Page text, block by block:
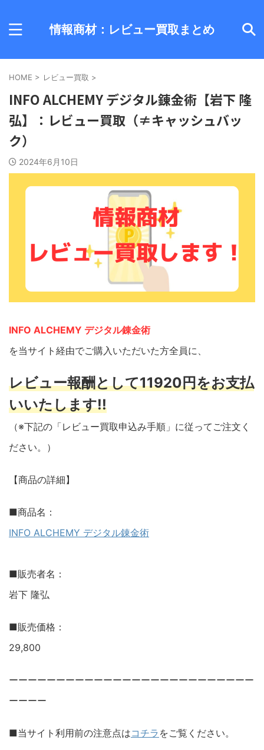
情報商材：レビュー買取まとめ
HOME > レビュー買取 >
INFO ALCHEMY デジタル錬金術【岩下 隆
弘】：レビュー買取（≠キャッシュバッ
ク）
2024年6月10日
INFO ALCHEMY デジタル錬金術
を当サイト経由でご購入いただいた方全員に、
レビュー報酬として11920円をお支払
いいたします!!
（※下記の「レビュー買取申込み手順」に従ってご注文く
ださい。）
【商品の詳細】
■商品名：
INFO ALCHEMY デジタル錬金術
■販売者名：
岩下 隆弘
■販売価格：
29,800
ーーーーーーーーーーーーーーーーーーーーーーーーーー
ーーーー
■当サイト利用前の注意点はコチラ をご覧ください。